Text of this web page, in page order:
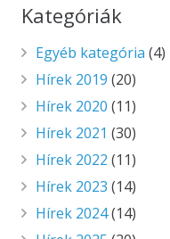
Kategóriák
Egyéb kategória (4)
Hírek 2019 (20)
Hírek 2020 (11)
Hírek 2021 (30)
Hírek 2022 (11)
Hírek 2023 (14)
Hírek 2024(14)